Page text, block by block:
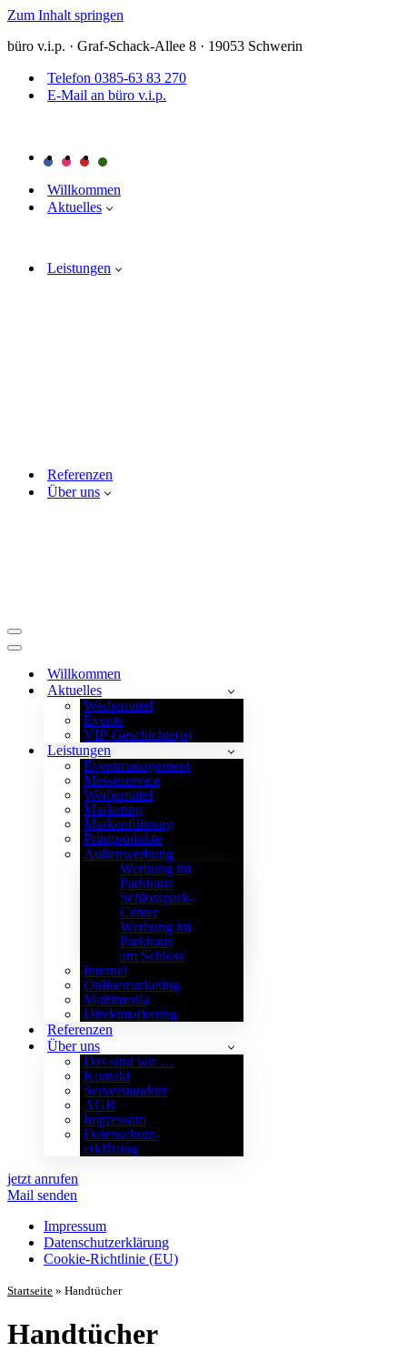
Zum Inhalt springen
büro v.i.p. · Graf-Schack-Allee 8 · 19053 Schwerin
Telefon 0385-63 83 270
E-Mail an büro v.i.p.
Willkommen
Aktuelles
Leistungen
Referenzen
Über uns
Navigationsmenü
Navigationsmenü
Willkommen
Aktuelles
Werbemittel
Events
VIP-Geschichte(n)
Leistungen
Eventmanagement
Messeservice
Werbemittel
Marketing
Markenführung
Printprodukte
Außenwerbung
Werbung im
Parkhaus
Schlosspark-
Center
Werbung im
Parkhaus
am Schloss
Internet
Onlinemarketing
Multimedia
Direktmarketing
Referenzen
Über uns
Das sind wir …
Kontakt
Serverstandort
AGB
Impressum
Datenschutz­
erklärung
jetzt anrufen
Mail senden
Impressum
Datenschutz­erklärung
Cookie-Richtlinie (EU)
Startseite » Handtücher
Handtücher